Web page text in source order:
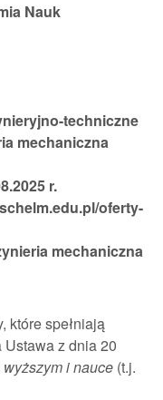
Nauk
techniczne
mechaniczna
r.
oferty-
mechaniczna
które spełniają
z dnia 20
i nauce (t.j.